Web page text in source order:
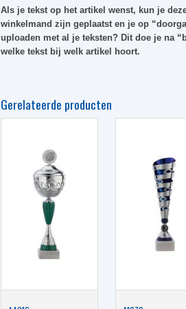
Als je tekst op het artikel wenst, kun je
winkelmand zijn geplaatst en je op
uploaden met al je teksten? Dit doe je na
welke tekst bij welk artikel hoort.
Gerelateerde producten